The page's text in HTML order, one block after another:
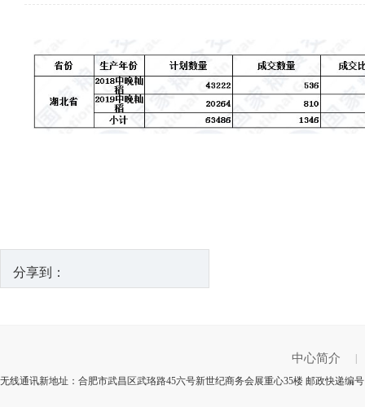
分享到：
中心简介
无线通讯新地址：合肥市武昌区武珞路45六号新世纪商务会展重心35楼 邮政快递编